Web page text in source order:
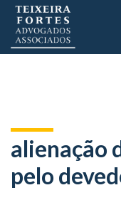
alienação
pelo